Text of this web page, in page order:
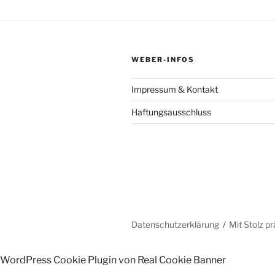
WEBER-INFOS
Impressum & Kontakt
Haftungsausschluss
Datenschutzerklärung Mit Stolz
WordPress Cookie Plugin von Real Cookie Banner